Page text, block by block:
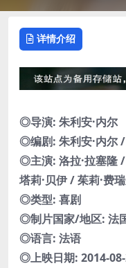
详情介绍
◎导演: 朱利安·内尔
◎编剧: 朱利安·内尔 /
◎主演: 洛拉·拉塞隆
塔莉·贝伊 / 茱莉·费
◎类型: 喜剧
◎制片国家/地区: 法
◎语言: 法语
◎上映日期: 2014-